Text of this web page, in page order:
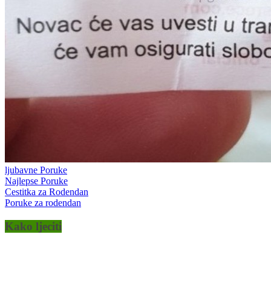
ljubavne Poruke
Najlepse Poruke
Cestitka za Rodendan
Poruke za rodendan
Kako ljeciti